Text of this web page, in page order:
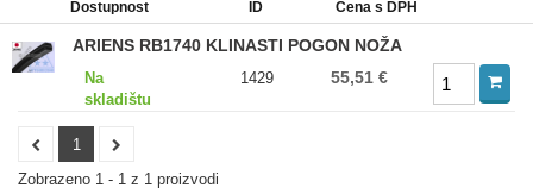
Dostupnost
ID Cena s DPH
ARIENS RB1740 KLINASTI POGON NOŽA
Na
skladištu
1429 55,51 €
1
Zobrazeno 1 - 1 z 1 proizvodi